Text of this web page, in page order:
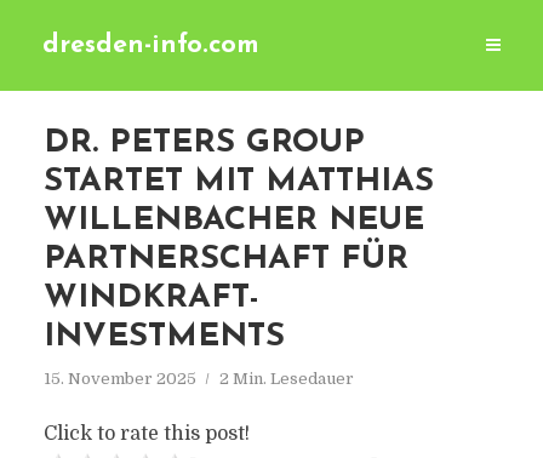
dresden-info.com
DR. PETERS GROUP
STARTET MIT MATTHIAS
WILLENBACHER NEUE
PARTNERSCHAFT FÜR
WINDKRAFT-
INVESTMENTS
15. November 2025 2 Min. Lesedauer
Click to rate this post!